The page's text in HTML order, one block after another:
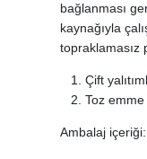
bağlanması
kaynağıyla
topraklamasız
Çift
Toz
Ambalaj